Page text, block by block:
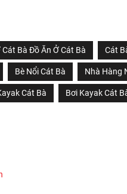
Bà Đồ Ăn Ở Cát Bà Cát
Bè Nổi Cát Bà Nhà Hàng
Cát Bà Bơi Kayak Cát